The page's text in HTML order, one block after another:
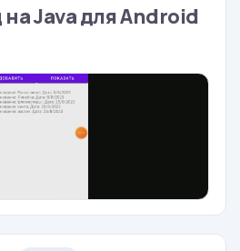
Java для Android